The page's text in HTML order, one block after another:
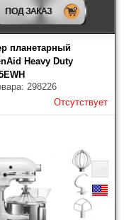
ПОД ЗАКАЗ
планетарный
Heavy Duty
298226
Отсутствует